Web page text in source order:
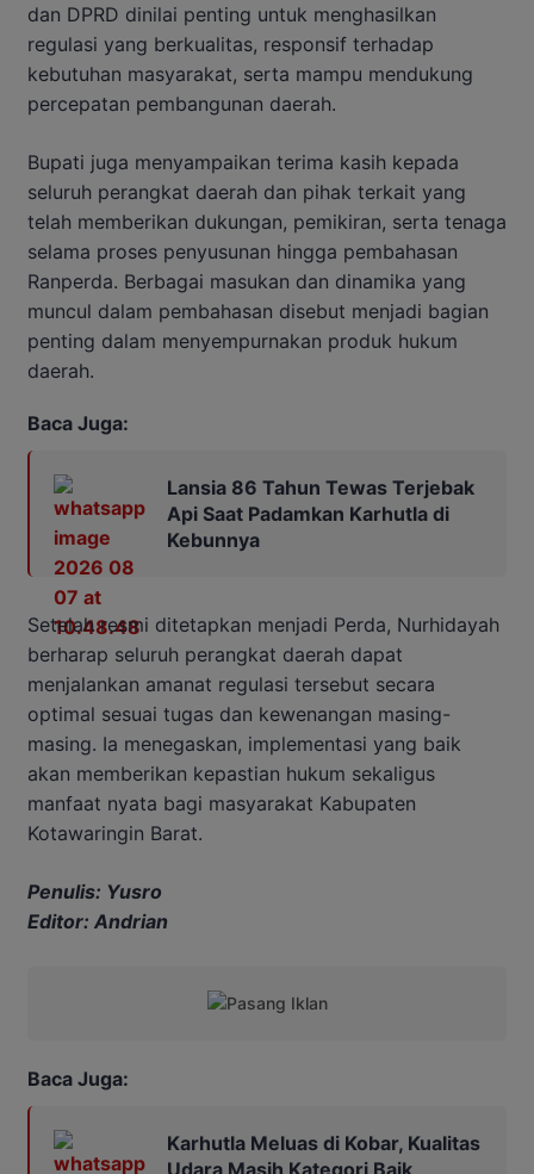
dan DPRD dinilai penting untuk menghasilkan
regulasi yang berkualitas, responsif terhadap
kebutuhan masyarakat, serta mampu mendukung
percepatan pembangunan daerah.
Bupati juga menyampaikan terima kasih kepada
seluruh perangkat daerah dan pihak terkait yang
telah memberikan dukungan, pemikiran, serta tenaga
selama proses penyusunan hingga pembahasan
Ranperda. Berbagai masukan dan dinamika yang
muncul dalam pembahasan disebut menjadi bagian
penting dalam menyempurnakan produk hukum
daerah.
Baca Juga:
Lansia 86 Tahun Tewas Terjebak
Api Saat Padamkan Karhutla di
Kebunnya
Setelah resmi ditetapkan menjadi Perda, Nurhidayah
berharap seluruh perangkat daerah dapat
menjalankan amanat regulasi tersebut secara
optimal sesuai tugas dan kewenangan masing-
masing. Ia menegaskan, implementasi yang baik
akan memberikan kepastian hukum sekaligus
manfaat nyata bagi masyarakat Kabupaten
Kotawaringin Barat.
Penulis: Yusro
Editor: Andrian
Baca Juga:
Karhutla Meluas di Kobar, Kualitas
Udara Masih Kategori Baik